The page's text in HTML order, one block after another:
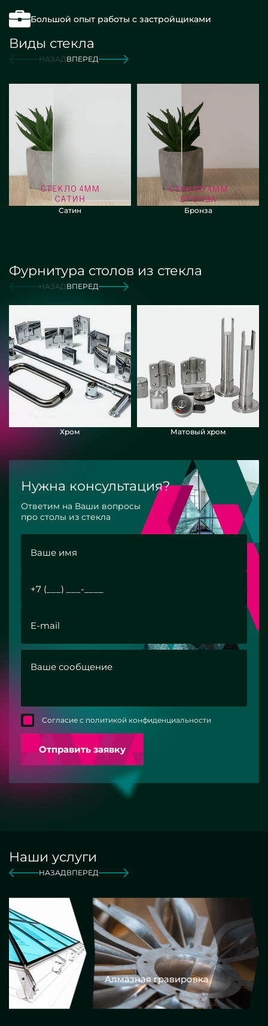
Большой опыт работы с застройщиками
Виды стекла
НАЗАДВПЕРЕД
Сатин Бронза
Фурнитура столов из стекла
НАЗАДВПЕРЕД
Хром Матовый хром
Нужна консультация?
Ответим на Ваши вопросы
про столы из стекла
Согласие с политикой конфиденциальности
Отправить заявку
Наши услуги
НАЗАДВПЕРЕД
Алмазная гравировка